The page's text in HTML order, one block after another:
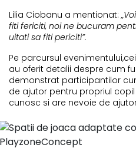
Lilia Ciobanu a mentionat:
fiti fericiti, noi ne bucuram
uitati sa fiti periciti”.
Pe parcursul
au oferit detalii despre cum
demonstrat participantilor
de ajutor pentru propriul
cunosc si are nevoie de